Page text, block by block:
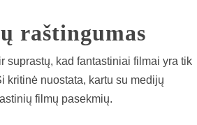
raštingumas
suprastų, kad fantastiniai filmai yra tik
kritinė nuostata, kartu su medijų
filmų pasekmių.